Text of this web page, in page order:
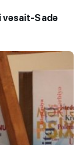
vəsait-Sadə